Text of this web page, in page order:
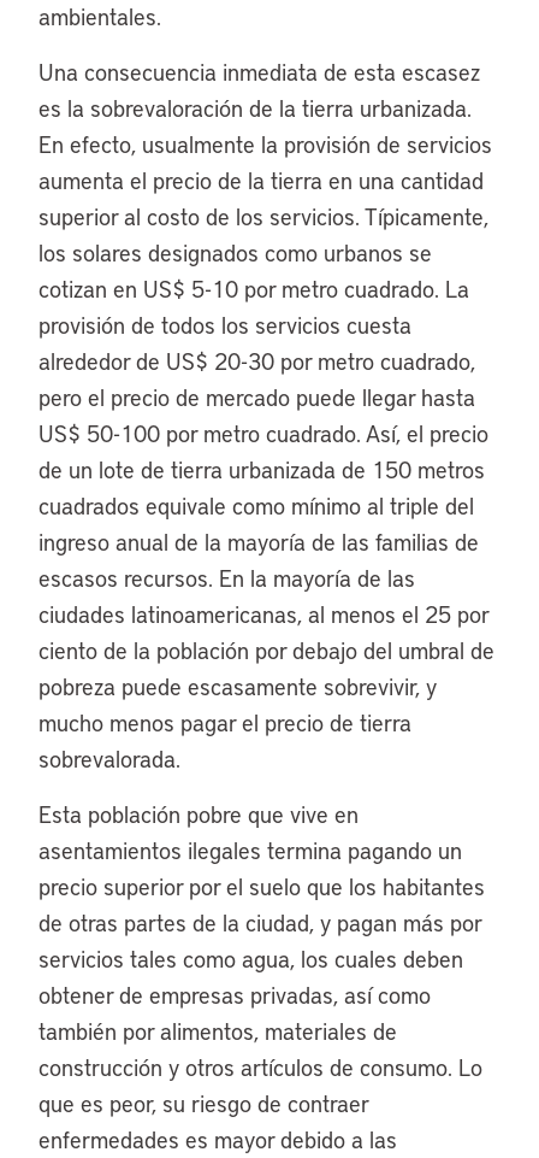
ambientales.
Una consecuencia inmediata de esta escasez
es la sobrevaloración de la tierra urbanizada.
En efecto, usualmente la provisión de servicios
aumenta el precio de la tierra en una cantidad
superior al costo de los servicios. Típicamente,
los solares designados como urbanos se
cotizan en US$ 5-10 por metro cuadrado. La
provisión de todos los servicios cuesta
alrededor de US$ 20-30 por metro cuadrado,
pero el precio de mercado puede llegar hasta
US$ 50-100 por metro cuadrado. Así, el precio
de un lote de tierra urbanizada de 150 metros
cuadrados equivale como mínimo al triple del
ingreso anual de la mayoría de las familias de
escasos recursos. En la mayoría de las
ciudades latinoamericanas, al menos el 25 por
ciento de la población por debajo del umbral de
pobreza puede escasamente sobrevivir, y
mucho menos pagar el precio de tierra
sobrevalorada.
Esta población pobre que vive en
asentamientos ilegales termina pagando un
precio superior por el suelo que los habitantes
de otras partes de la ciudad, y pagan más por
servicios tales como agua, los cuales deben
obtener de empresas privadas, así como
también por alimentos, materiales de
construcción y otros artículos de consumo. Lo
que es peor, su riesgo de contraer
enfermedades es mayor debido a las